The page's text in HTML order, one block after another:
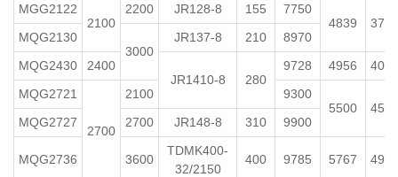
MGG2122
2100
2200 JR128-8 155
7750
4839
3794
MQG2130
3000
JR137-8 210
8970
MQG2430
2400
JR1410-8
280
9728 4956
4018
MQG2721
2700
2100
9300
5500
4500
MQG2727
2700 JR148-8 310 9900
MQG2736 3600
TDMK400-
32/2150
400 9785 5767 4995